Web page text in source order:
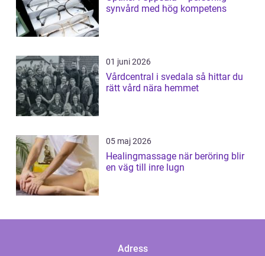
synvård med hög kompetens
01 juni 2026
Vårdcentral i svedala så hittar du
rätt vård nära hemmet
05 maj 2026
Healingmassage när beröring blir
en väg till inre lugn
Adress